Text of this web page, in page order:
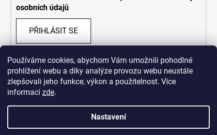
Používáme cookies, abychom Vám umožnili pohodlné
prohlížení webu a díky analýze provozu webu neustále
zlepšovali jeho funkce, výkon a použitelnost. Více
informací zde.
Nastavení
osobních údajů
PŘIHLÁSIT SE